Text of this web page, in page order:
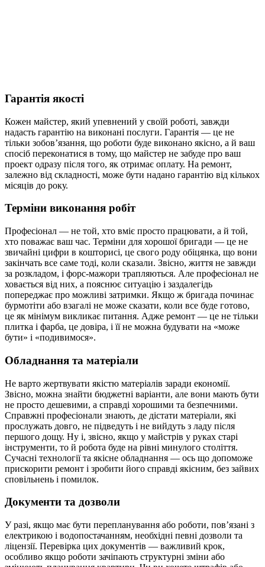
Гарантія якості
Кожен майстер, який упевнений у своїй роботі, завжди
надасть гарантію на виконані послуги. Гарантія — це не
тільки зобов’язання, що роботи буде виконано якісно, а й ваш
спосіб переконатися в тому, що майстер не забуде про ваш
проект одразу після того, як отримає оплату. На ремонт,
залежно від складності, може бути надано гарантію від кількох
місяців до року.
Терміни виконання робіт
Професіонал — не той, хто вміє просто працювати, а й той,
хто поважає ваш час. Терміни для хорошої бригади — це не
звичайні цифри в кошторисі, це свого роду обіцянка, що вони
закінчать все саме тоді, коли сказали. Звісно, життя не завжди
за розкладом, і форс-мажори трапляються. Але професіонал не
ховається від них, а пояснює ситуацію і заздалегідь
попереджає про можливі затримки. Якщо ж бригада починає
бурмотіти або взагалі не може сказати, коли все буде готово,
це як мінімум викликає питання. Адже ремонт — це не тільки
плитка і фарба, це довіра, і її не можна будувати на «може
бути» і «подивимося».
Обладнання та матеріали
Не варто жертвувати якістю матеріалів заради економії.
Звісно, можна знайти бюджетні варіанти, але вони мають бути
не просто дешевими, а справді хорошими та безпечними.
Справжні професіонали знають, де дістати матеріали, які
прослужать довго, не підведуть і не вийдуть з ладу після
першого дощу. Ну і, звісно, якщо у майстрів у руках старі
інструменти, то й робота буде на рівні минулого століття.
Сучасні технології та якісне обладнання — ось що допоможе
прискорити ремонт і зробити його справді якісним, без зайвих
сповільнень і помилок.
Документи та дозволи
У разі, якщо має бути перепланування або роботи, пов’язані з
електрикою і водопостачанням, необхідні певні дозволи та
ліцензії. Перевірка цих документів — важливий крок,
особливо якщо роботи зачіпають структурні зміни або